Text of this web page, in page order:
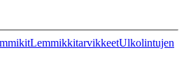
LemmikkitarvikkeetUlkolintujen